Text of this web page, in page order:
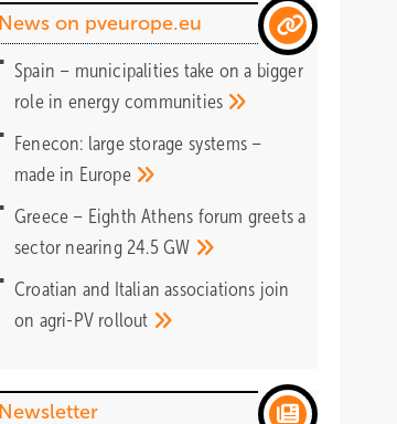
News on pveurope.eu
Spain – municipalities take on a bigger
role in energy communities
Fenecon: large storage systems –
made in Europe
Greece – Eighth Athens forum greets a
sector nearing 24.5 GW
Croatian and Italian associations join
on agri-PV rollout
Newsletter